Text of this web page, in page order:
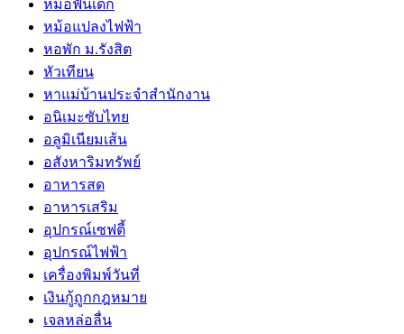
หมอฟันเด็ก
หม้อแปลงไฟฟ้า
หอพัก ม.รังสิต
หัวเทียน
หาแม่บ้านประจำสำนักงาน
อนิเมะซับไทย
อลูมิเนียมเส้น
อสังหาริมทรัพย์
อาหารสด
อาหารเสริม
อุปกรณ์เซฟตี้
อุปกรณ์ไฟฟ้า
เครื่องพิมพ์วันที่
เงินกู้ถูกกฎหมาย
เจลหล่อลื่น